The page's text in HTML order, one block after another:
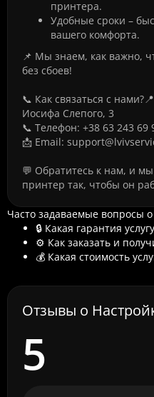
принтера.
Удобные сроки –
вашего комфорта.
📌 Мы знаем, как важно,
без сбоев!
📞 Как связаться с
Иосифа Слепого, 3
📞 Телефон: +38 63 243 69
📩 Email:
💬 Обратитесь к нам, и
принтер так, чтобы он
Часто задаваемые вопросы
🔒 Какая гарантия
⚙️ Как заказать и
💰 Какая стоимость
Отзывы о
5